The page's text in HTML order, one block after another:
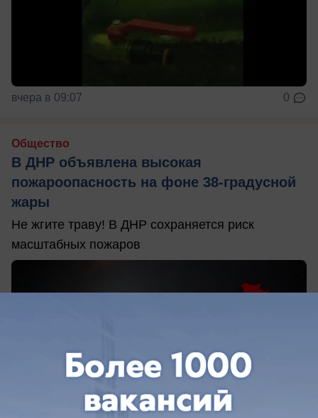
вчера в 09:07 0
Общество
В ДНР объявлена высокая
пожароопасность на фоне 38-градусной
жары
Не жгите траву! В ДНР сохраняется риск
масштабных пожаров